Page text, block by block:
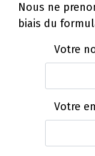
Nous ne
biais du
Votre
Votre